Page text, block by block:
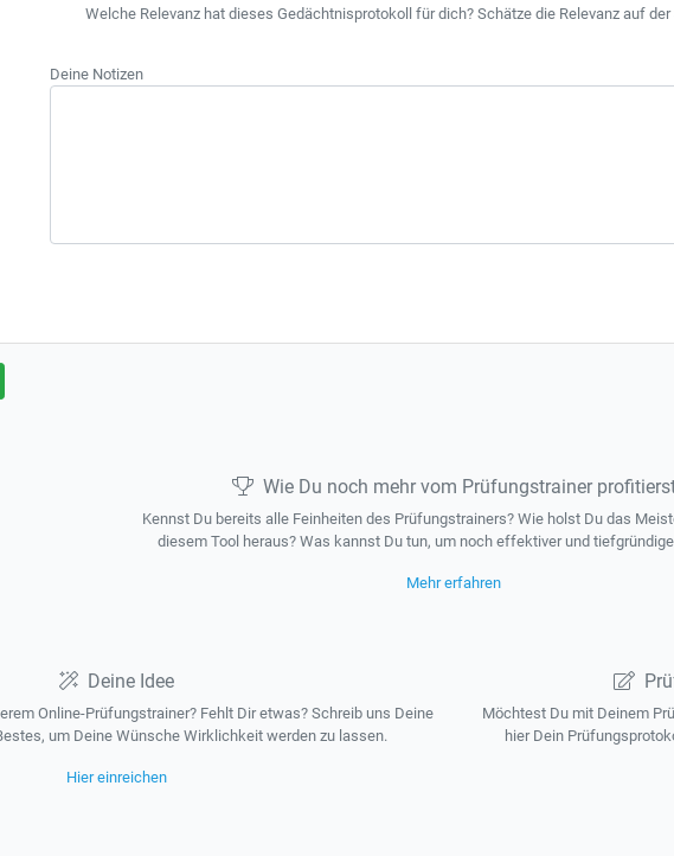
Welche Relevanz hat dieses Gedächtnisprotokoll für dich? Schätze die Relevanz auf
Deine Notizen
Wie Du noch mehr vom Prüfungstrainer
Kennst Du bereits alle Feinheiten des Prüfungstrainers? Wie holst Du das
diesem Tool heraus? Was kannst Du tun, um noch effektiver und
Mehr erfahren
Deine Idee
Online-Prüfungstrainer? Fehlt Dir etwas? Schreib uns Deine
um Deine Wünsche Wirklichkeit werden zu lassen.
Hier einreichen
Möchtest Du mit Deinem
hier Dein